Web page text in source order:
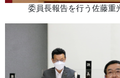
委員長報告を行う佐藤重